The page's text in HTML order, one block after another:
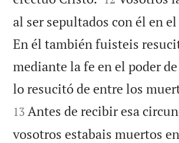
al ser sepultados con él en
En él también fuisteis
mediante la fe en el poder
lo resucitó de entre los
13 Antes de recibir esa
vosotros estabais muertos